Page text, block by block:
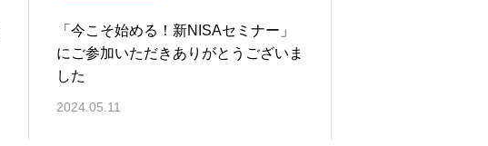
「今こそ始める！新NISAセミナー」
にご参加いただきありがとうございま
した
2024.05.11